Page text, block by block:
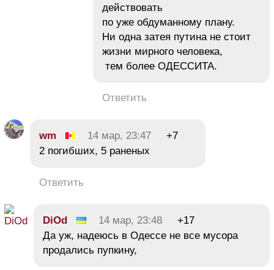
действовать
по уже обдуманному плану.
Ни одна затея путина не стоит
жизни мирного человека,
тем более ОДЕССИТА.
Ответить
wm 14 мар, 23:47
+7
2 погибших, 5 раненых
Ответить
DiOd 14 мар, 23:48
+17
Да уж, надеюсь в Одессе не все мусора
продались пупкину,